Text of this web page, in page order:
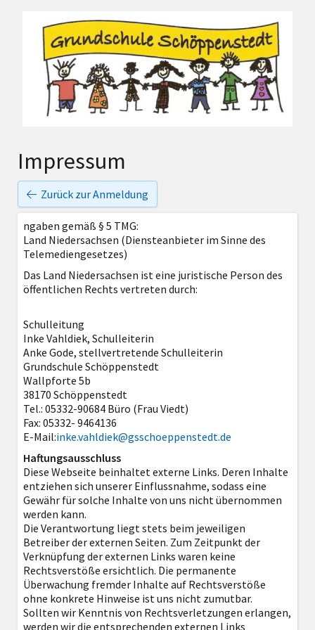
Impressum
Zurück zur Anmeldung
ngaben gemäß § 5 TMG:
Land Niedersachsen (Diensteanbieter im Sinne des
Telemediengesetzes)
Das Land Niedersachsen ist eine juristische Person des
öffentlichen Rechts vertreten durch:
Schulleitung
Inke Vahldiek, Schulleiterin
Anke Gode, stellvertretende Schulleiterin
Grundschule Schöppenstedt
Wallpforte 5b
38170 Schöppenstedt
Tel.: 05332-90684 Büro (Frau Viedt)
Fax: 05332- 9464136
E-Mail:inke.vahldiek@gsschoeppenstedt.de
Haftungsausschluss
Diese Webseite beinhaltet externe Links. Deren Inhalte
entziehen sich unserer Einflussnahme, sodass eine
Gewähr für solche Inhalte von uns nicht übernommen
werden kann.
Die Verantwortung liegt stets beim jeweiligen
Betreiber der externen Seiten. Zum Zeitpunkt der
Verknüpfung der externen Links waren keine
Rechtsverstöße ersichtlich. Die permanente
Überwachung fremder Inhalte auf Rechtsverstöße
ohne konkrete Hinweise ist uns nicht zumutbar.
Sollten wir Kenntnis von Rechtsverletzungen erlangen,
werden wir die entsprechenden externen Links